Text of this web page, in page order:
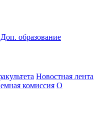
Доп. образование
Новостная лента
комиссия О